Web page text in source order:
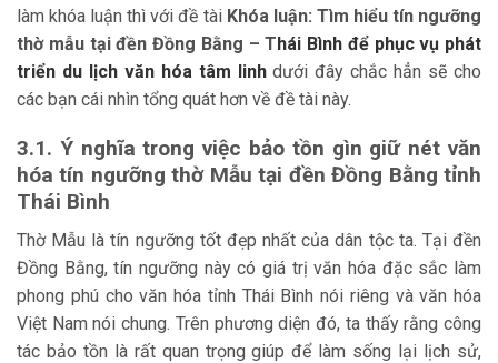
làm khóa luận thì với đề tài Khóa luận: Tìm hiểu tín ngưỡng
thờ mẫu tại đền Đồng Bằng – Thái Bình để phục vụ phát
triển du lịch văn hóa tâm linhdưới đây chắc hẳn sẽ cho
các bạn cái nhìn tổng quát hơn về đề tài này.
3.1. Ý nghĩa trong việc bảo tồn gìn giữ nét văn
hóa tín ngưỡng thờ Mẫu tại đền Đồng Bằng tỉnh
Thái Bình
Thờ Mẫu là tín ngưỡng tốt đẹp nhất của dân tộc ta. Tại đền
Đồng Bằng, tín ngưỡng này có giá trị văn hóa đặc sắc làm
phong phú cho văn hóa tỉnh Thái Bình nói riêng và văn hóa
Việt Nam nói chung. Trên phương diện đó, ta thấy rằng công
tác bảo tồn là rất quan trọng giúp để làm sống lại lịch sử,